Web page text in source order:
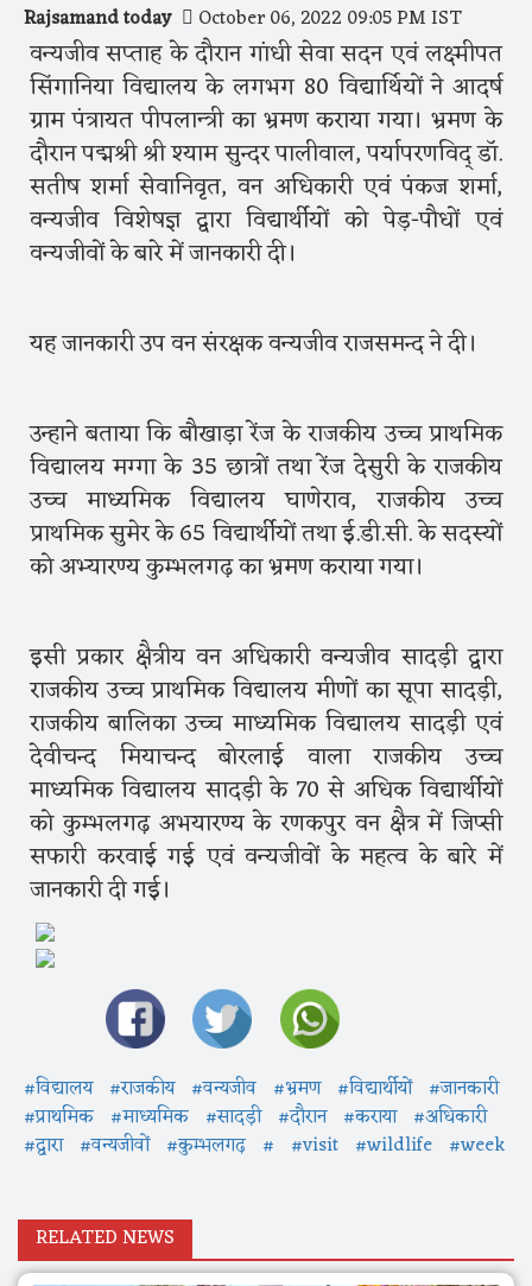
Rajsamand today October 06, 2022 09:05 PM IST
वन्यजीव सप्ताह के दौरान गांधी सेवा सदन एवं लक्ष्मीपत
सिंगानिया विद्यालय के लगभग 80 विद्यार्थियों ने आदर्ष
ग्राम पंत्रायत पीपलान्त्री का भ्रमण कराया गया। भ्रमण के
दौरान पद्मश्री श्री श्याम सुन्दर पालीवाल, पर्यापरणविद् डॉ.
सतीष शर्मा सेवानिवृत, वन अधिकारी एवं पंकज शर्मा,
वन्यजीव विशेषज्ञ द्वारा विद्यार्थीयों को पेड़-पौधों एवं
वन्यजीवों के बारे में जानकारी दी।
यह जानकारी उप वन संरक्षक वन्यजीव राजसमन्द ने दी।
उन्हाने बताया कि बौखाड़ा रेंज के राजकीय उच्च प्राथमिक
विद्यालय मग्गा के 35 छात्रों तथा रेंज देसुरी के राजकीय
उच्च माध्यमिक विद्यालय घाणेराव, राजकीय उच्च
प्राथमिक सुमेर के 65 विद्यार्थीयों तथा ई.डी.सी. के सदस्यों
को अभ्यारण्य कुम्भलगढ़ का भ्रमण कराया गया।
इसी प्रकार क्षैत्रीय वन अधिकारी वन्यजीव सादड़ी द्वारा
राजकीय उच्च प्राथमिक विद्यालय मीणों का सूपा सादड़ी,
राजकीय बालिका उच्च माध्यमिक विद्यालय सादड़ी एवं
देवीचन्द मियाचन्द बोरलाई वाला राजकीय उच्च
माध्यमिक विद्यालय सादड़ी के 70 से अधिक विद्यार्थीयों
को कुम्भलगढ़ अभयारण्य के रणकपुर वन क्षैत्र में जिप्सी
सफारी करवाई गई एवं वन्यजीवों के महत्व के बारे में
जानकारी दी गई।
#विद्यालय #राजकीय #वन्यजीव #भ्रमण #विद्यार्थीयों #जानकारी
#प्राथमिक #माध्यमिक #सादड़ी #दौरान #कराया #अधिकारी
#द्वारा #वन्यजीवों #कुम्भलगढ़ # #visit #wildlife #week
RELATED NEWS